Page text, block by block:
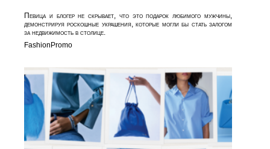
Певица и блогер не скрывает, что это подарок любимого мужчины,
демонстрируя роскошные украшения, которые могли бы стать залогом
за недвижимость в столице.
FashionPromo